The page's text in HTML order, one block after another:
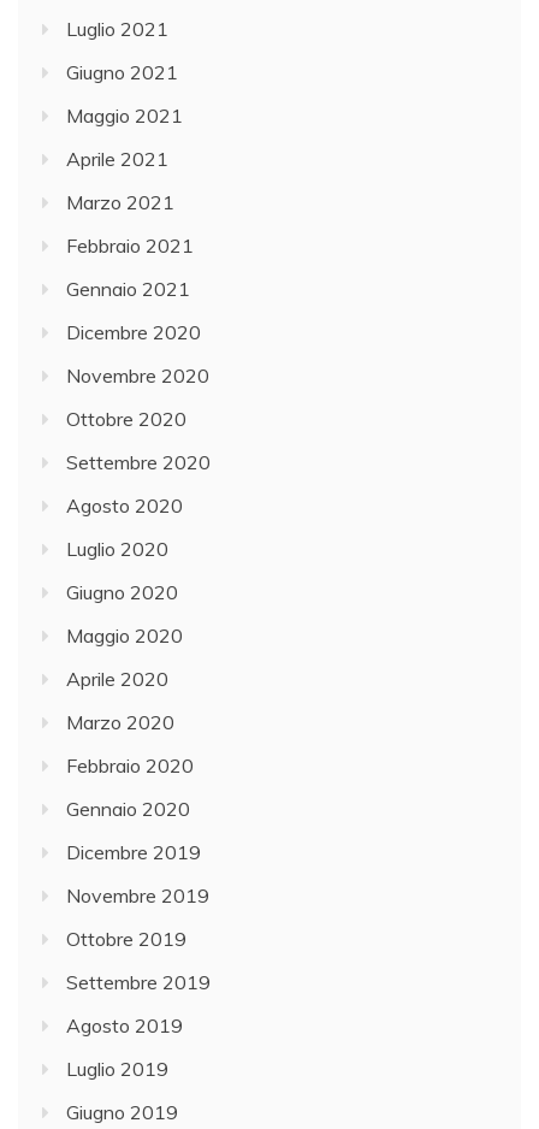
Luglio 2021
Giugno 2021
Maggio 2021
Aprile 2021
Marzo 2021
Febbraio 2021
Gennaio 2021
Dicembre 2020
Novembre 2020
Ottobre 2020
Settembre 2020
Agosto 2020
Luglio 2020
Giugno 2020
Maggio 2020
Aprile 2020
Marzo 2020
Febbraio 2020
Gennaio 2020
Dicembre 2019
Novembre 2019
Ottobre 2019
Settembre 2019
Agosto 2019
Luglio 2019
Giugno 2019